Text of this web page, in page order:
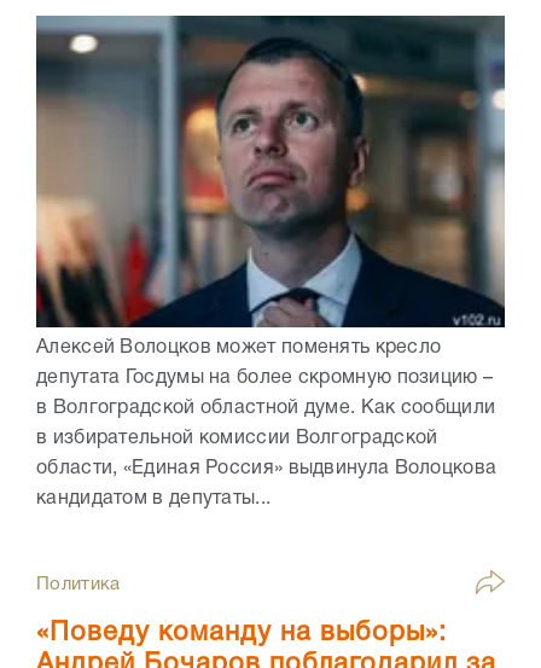
Алексей Волоцков может поменять кресло
депутата Госдумы на более скромную позицию –
в Волгоградской областной думе. Как сообщили
в избирательной комиссии Волгоградской
области, «Единая Россия» выдвинула Волоцкова
кандидатом в депутаты...
Политика
«Поведу команду на выборы»: